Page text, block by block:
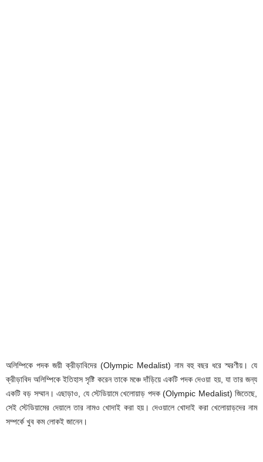
অলিম্পিকে পদক জয়ী ক্রীড়াবিদের (Olympic Medalist) নাম বহু বছর ধরে স্মরণীয়। যে
ক্রীড়াবিদ অলিম্পিকে ইতিহাস সৃষ্টি করেন তাকে মঞ্চে দাঁড়িয়ে একটি পদক দেওয়া হয়, যা তার জন্য
একটি বড় সম্মান। এছাড়াও, যে স্টেডিয়ামে খেলোয়াড় পদক (Olympic Medalist) জিতেছে,
সেই স্টেডিয়ামের দেয়ালে তার নামও খোদাই করা হয়। দেওয়ালে খোদাই করা খেলোয়াড়দের নাম
সম্পর্কে খুব কম লোকই জানেন।